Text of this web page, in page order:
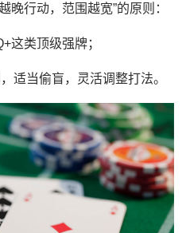
晚行动，范围越宽”的原则：
这类顶级强牌；
适当偷盲，灵活调整打法。